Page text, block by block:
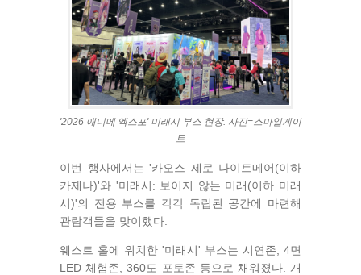
'2026 애니메 엑스포' 미래시 부스 현장. 사진=스마일게이
트
이번 행사에서는 '카오스 제로 나이트메어(이하
카제나)'와 '미래시: 보이지 않는 미래(이하 미래
시)'의 전용 부스를 각각 독립된 공간에 마련해
관람객들을 맞이했다.
웨스트 홀에 위치한 '미래시' 부스는 시연존, 4면
LED 체험존, 360도 포토존 등으로 채워졌다. 개